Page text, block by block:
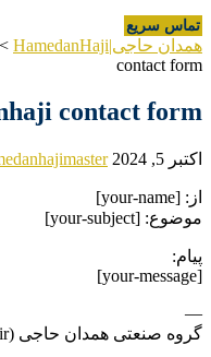
تماس سریع
همدان حاجی|HamedanHaji >
contact form
contact form
اکتبر 5, 2024
از: [your-name]
موضوع: [your-subject]
پیام:
[your-message]
—
گروه صنعتی همدان حاجی (https://www.hamedanhaji.ir)